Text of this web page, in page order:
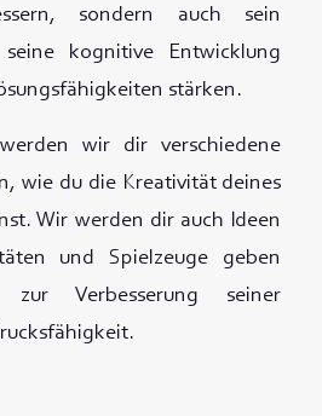
sondern auch sein
seine kognitive Entwicklung
stärken.
wir dir verschiedene
wie du die Kreativität deines
Wir werden dir auch Ideen
und Spielzeuge geben
zur Verbesserung seiner